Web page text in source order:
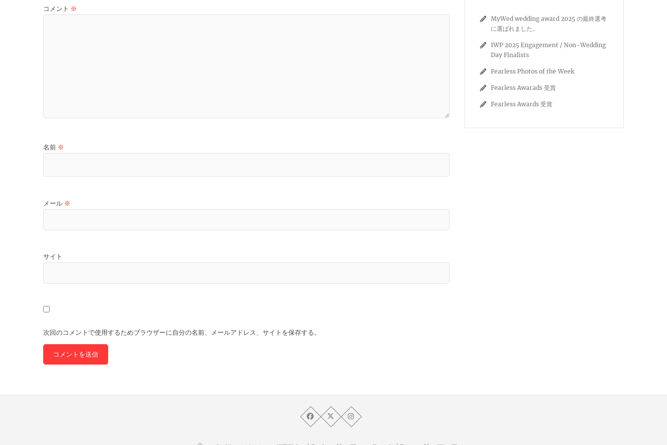
コメント ※
名前 ※
メール ※
サイト
次回のコメントで使用するためブラウザーに自分の名前、メールアドレス、サイトを保存する。
MyWed wedding award 2025 の最終選考
に選ばれました。
IWP 2025 Engagement / Non-Wedding
Day Finalists
Fearless Photos of the Week
Fearless Awarads 受賞
Fearless Awards 受賞